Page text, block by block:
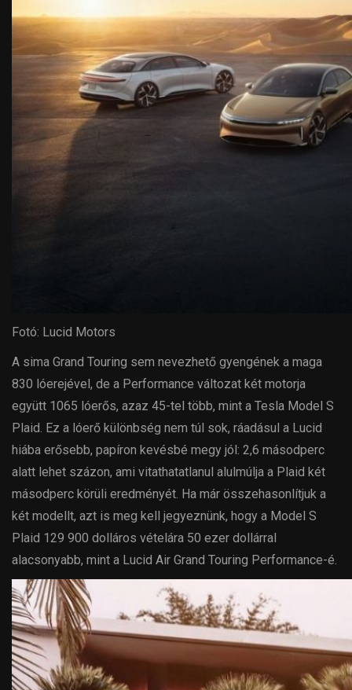
Fotó: Lucid Motors
A sima Grand Touring sem nevezhető gyengének a maga
830 lóerejével, de a Performance változat két motorja
együtt 1065 lóerős, azaz 45-tel több, mint a Tesla Model S
Plaid. Ez a lóerő különbség nem túl sok, ráadásul a Lucid
hiába erősebb, papíron kevésbé megy jól: 2,6 másodperc
alatt lehet százon, ami vitathatatlanul alulmúlja a Plaid két
másodperc körüli eredményét. Ha már összehasonlítjuk a
két modellt, azt is meg kell jegyeznünk, hogy a Model S
Plaid 129 900 dolláros vételára 50 ezer dollárral
alacsonyabb, mint a Lucid Air Grand Touring Performance-é.